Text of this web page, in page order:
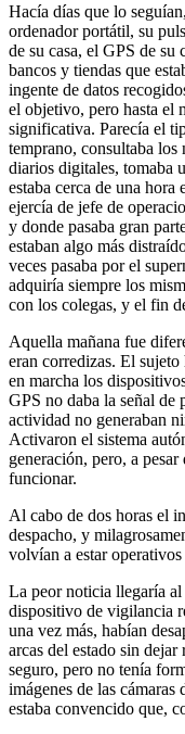
Hacía días que lo
ordenador portátil, su
de su casa, el GPS de
bancos y tiendas que
ingente de datos
el objetivo, pero hasta el
significativa. Parecía el
temprano, consultaba los
diarios digitales, tomaba
estaba cerca de una
ejercía de jefe de
y donde pasaba gran
estaban algo más
veces pasaba por el
adquiría siempre los
con los colegas, y el fin
Aquella mañana fue
eran corredizas. El
en marcha los
GPS no daba la señal
actividad no generaban
Activaron el sistema
generación, pero, a pesar
funcionar.
Al cabo de dos horas el
despacho, y
volvían a estar
La peor noticia llegaría
dispositivo de vigilancia
una vez más, habían
arcas del estado sin
seguro, pero no tenía
imágenes de las
estaba convencido que,